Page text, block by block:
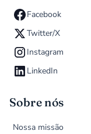
Facebook
Twitter/X
Instagram
LinkedIn
Sobre nós
Nossa missão